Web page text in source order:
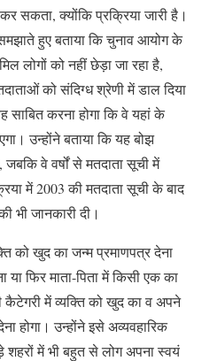
सकता, क्योंकि प्रक्रिया जारी है।
हुए बताया कि चुनाव आयोग के
लोगों को नहीं छेड़ा जा रहा है,
को संदिग्ध श्रेणी में डाल दिया
करना होगा कि वे यहां के
उन्होंने बताया कि यह बोझ
वे वर्षों से मतदाता सूची में
में 2003 की मतदाता सूची के बाद
भी जानकारी दी।
को खुद का जन्म प्रमाणपत्र देना
या फिर माता-पिता में किसी एक का
कैटेगरी में व्यक्ति को खुद का व अपने
होगा। उन्होंने इसे अव्यवहारिक
शहरों में भी बहुत से लोग अपना स्वयं